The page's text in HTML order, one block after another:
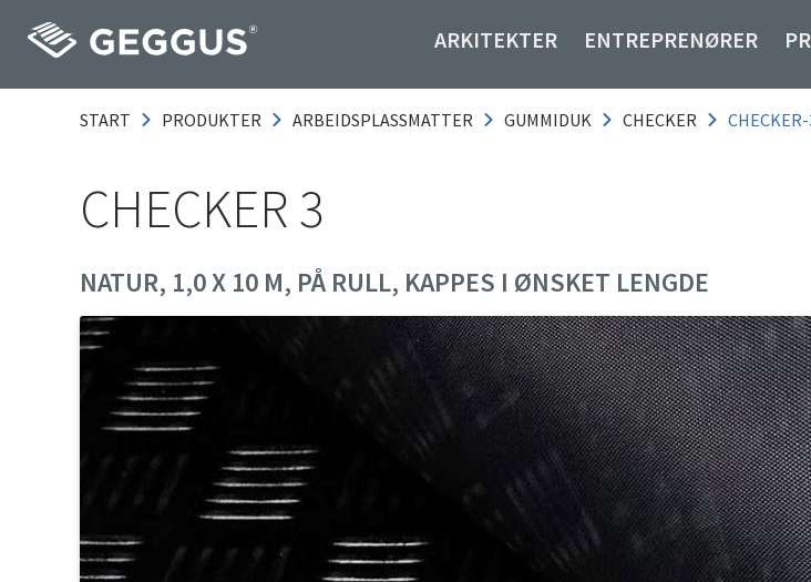
ARKITEKTER ENTREPRENØRER
START PRODUKTER ARBEIDSPLASSMATTER GUMMIDUK CHECKER
CHECKER 3
NATUR, 1,0 X 10 M, PÅ RULL, KAPPES I ØNSKET LENGDE